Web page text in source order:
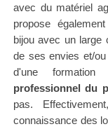
avec du matériel
propose
bijouavec un large
de ses envies et/
d'une formation
professionnel du
pas.
connaissance des